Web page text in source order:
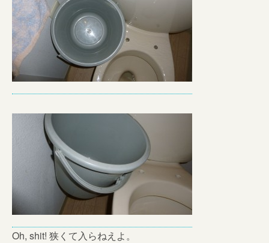
Oh, shit! 狭くて入らねえよ。